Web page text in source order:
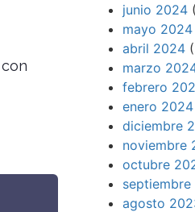
con
junio 2024
mayo 2024
abril 2024
marzo
febrero
enero 2024
diciembre
noviembre
octubre
agosto